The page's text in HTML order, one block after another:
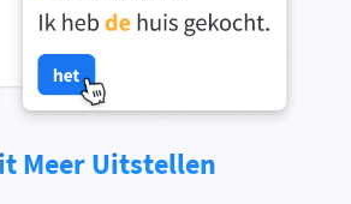
Meer Uitstellen